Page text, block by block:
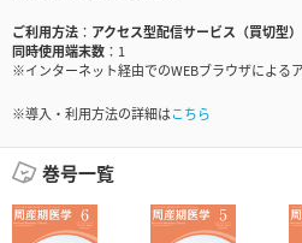
ご利用方法
アクセス型配信サービス（買切型）
同時使用端末数
1
※インターネット経由でのWEBブラウザによる
※導入・利用方法の詳細はこちら
巻号一覧